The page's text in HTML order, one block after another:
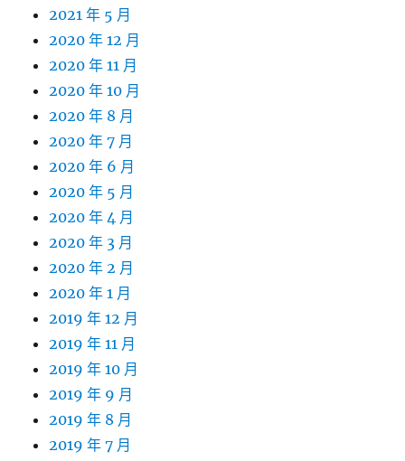
2021 年 5 月
2020 年 12 月
2020 年 11 月
2020 年 10 月
2020 年 8 月
2020 年 7 月
2020 年 6 月
2020 年 5 月
2020 年 4 月
2020 年 3 月
2020 年 2 月
2020 年 1 月
2019 年 12 月
2019 年 11 月
2019 年 10 月
2019 年 9 月
2019 年 8 月
2019 年 7 月